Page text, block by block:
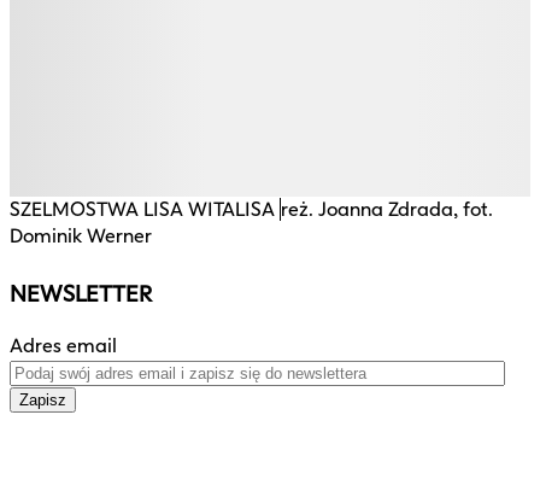
SZELMOSTWA LISA WITALISA reż. Joanna Zdrada, fot.
Dominik Werner
NEWSLETTER
Adres email
Zapisz